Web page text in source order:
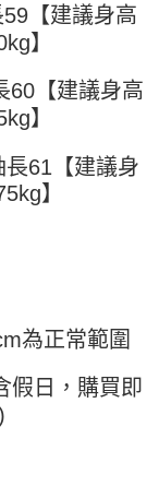
店將買賣／分期付款
帳款。
，商店將以您的個人
及更正。
userRule
，可透過四大超商／
成。
要取消訂單，請聯絡
，需透過AFTEE先享
繫「AFTEE先享後付
support/home
後付」服務完成之交
相關給付款項請求債
同意方可使用
本公司不負相關責
戶狀況，依本公司即
本公司將視審查結果
【建議身高
】
60【建議身高
】
61【建議身
】
為正常範圍
假日，購買即